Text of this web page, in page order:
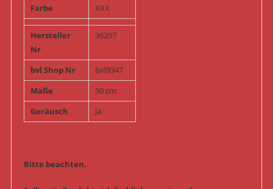
Farbe
XXX
Hersteller
Nr
36207
bvl Shop Nr
bvl9347
Maße
50 cm
Geräusch
Ja
Bitte beachten.